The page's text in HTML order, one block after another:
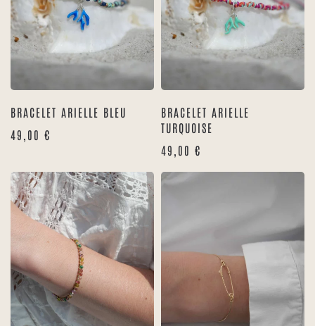
BRACELET ARIELLE BLEU
49,00 €
BRACELET ARIELLE
TURQUOISE
49,00 €